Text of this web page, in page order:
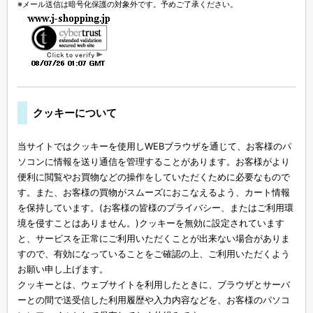
※メール送信は暗号化保護の対象外です。予めご了承ください。
クッキーについて
当サイトではクッキーを使用しWEBブラウザを通じて、お客様のパ
ソコンに情報を送り通信を管理することがあります。お客様がより
便利に閲覧やお買物などの操作をしていただくために必要なもので
す。また、お客様の買物がスムーズにおこなえるよう、カート情報
を保持しています。(お客様の皆様のプライバシー、またはご利用環
境を侵すことはありません。)クッキーを無効に設定されています
と、サービスを正常にご利用いただくことが出来ない場合がありま
すので、有効になっていることをご確認の上、ご利用いただくよう
お願い申し上げます。
クッキーとは、ウェブサイトを利用したときに、ブラウザとサーバ
ーとの間で送受信した利用履歴や入力内容などを、お客様のパソコ